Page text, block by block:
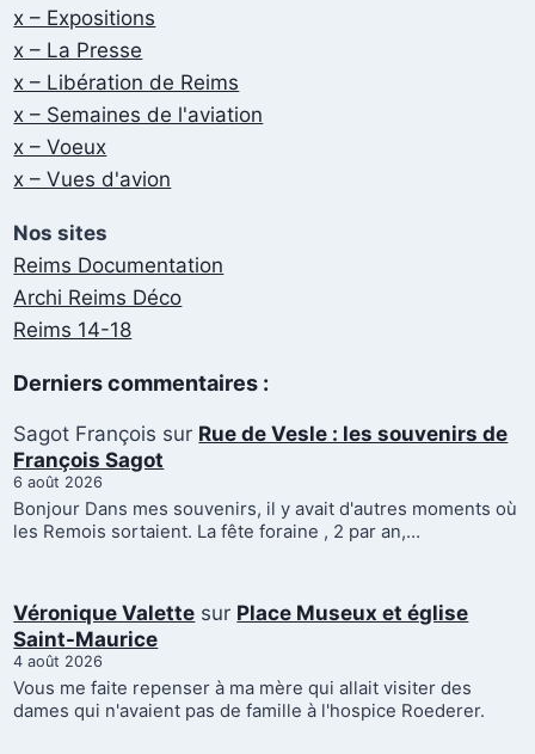
x – Expositions
x – La Presse
x – Libération de Reims
x – Semaines de l'aviation
x – Voeux
x – Vues d'avion
Nos sites
Reims Documentation
Archi Reims Déco
Reims 14-18
Derniers commentaires :
Sagot François sur Rue de Vesle : les souvenirs de
François Sagot
6 août 2026
Bonjour Dans mes souvenirs, il y avait d'autres moments où
les Remois sortaient. La fête foraine , 2 par an,…
Véronique Valette sur Place Museux et église
Saint-Maurice
4 août 2026
Vous me faite repenser à ma mère qui allait visiter des
dames qui n'avaient pas de famille à l'hospice Roederer.